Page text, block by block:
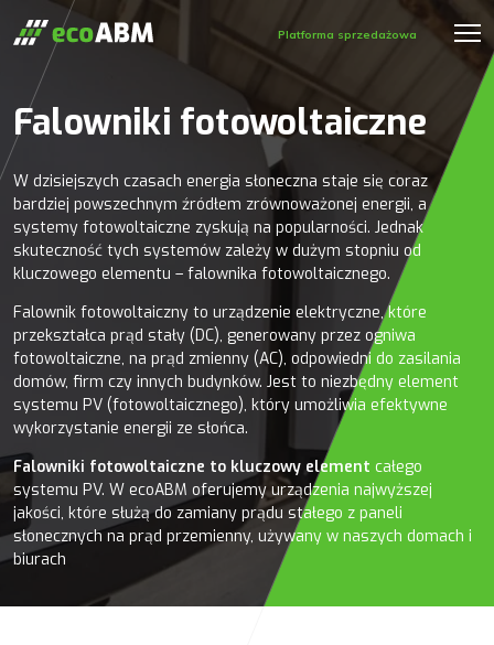
Platforma sprzedażowa
Falowniki fotowoltaiczne
W dzisiejszych czasach energia słoneczna staje się coraz
bardziej powszechnym źródłem zrównoważonej energii, a
systemy fotowoltaiczne zyskują na popularności. Jednak
skuteczność tych systemów zależy w dużym stopniu od
kluczowego elementu – falownika fotowoltaicznego.
Falownik fotowoltaiczny to urządzenie elektryczne, które
przekształca prąd stały (DC), generowany przez ogniwa
fotowoltaiczne, na prąd zmienny (AC), odpowiedni do zasilania
domów, firm czy innych budynków. Jest to niezbędny element
systemu PV (fotowoltaicznego), który umożliwia efektywne
wykorzystanie energii ze słońca.
Falowniki fotowoltaiczne to kluczowy element całego
systemu PV. W ecoABM oferujemy urządzenia najwyższej
jakości, które służą do zamiany prądu stałego z paneli
słonecznych na prąd przemienny, używany w naszych domach i
biurach